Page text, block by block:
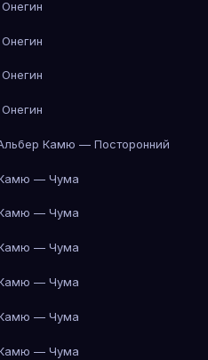
Камю — Посторонний
— Чума
— Чума
— Чума
— Чума
— Чума
— Чума